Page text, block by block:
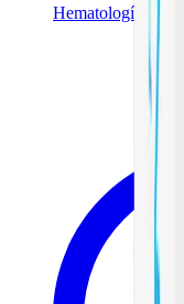
Hematología